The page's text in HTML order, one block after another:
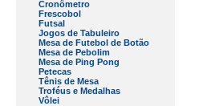
Cronômetro
Frescobol
Futsal
Jogos de Tabuleiro
Mesa de Futebol de Botão
Mesa de Pebolim
Mesa de Ping Pong
Petecas
Tênis de Mesa
Troféus e Medalhas
Vôlei